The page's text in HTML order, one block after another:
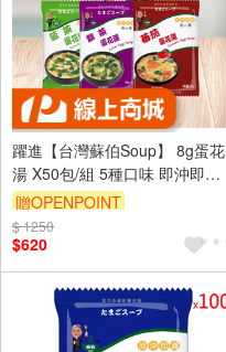
躍進【台灣蘇伯Soup】 8g蛋花
湯 X50包/組 5種口味 即沖即飲
湯包 常温
贈OPENPOINT
$ 1250
$620